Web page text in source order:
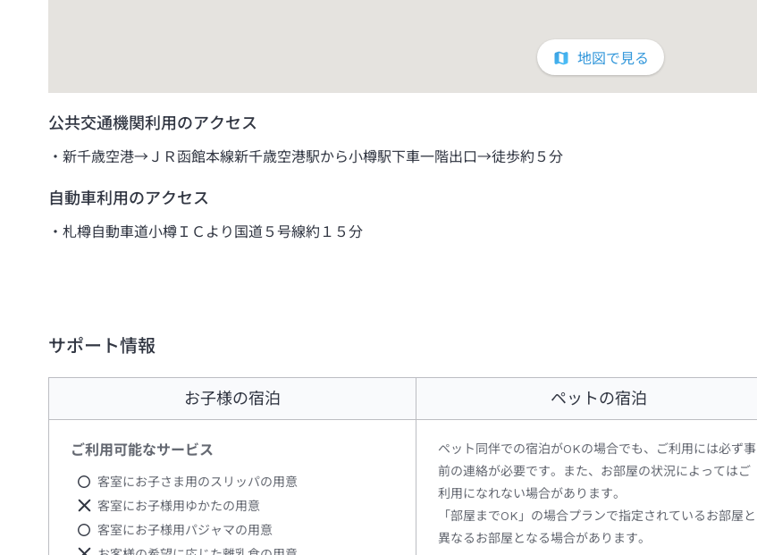
地図で見る
公共交通機関利用のアクセス
新千歳空港→ＪＲ函館本線新千歳空港駅から小樽駅下車一階出口→徒歩約５分
自動車利用のアクセス
札樽自動車道小樽ＩＣより国道５号線約１５分
サポート情報
お子様の宿泊
ご利用可能なサービス
客室にお子さま用のスリッパの用意
客室にお子様用ゆかたの用意
客室にお子様用パジャマの用意
ペットの宿泊
ペット同伴での宿泊がOKの場合でも、ご利用には必ず事
前の連絡が必要です。また、お部屋の状況によってはご
利用になれない場合があります。
「部屋までOK」の場合プランで指定されているお部屋と
異なるお部屋となる場合があります。